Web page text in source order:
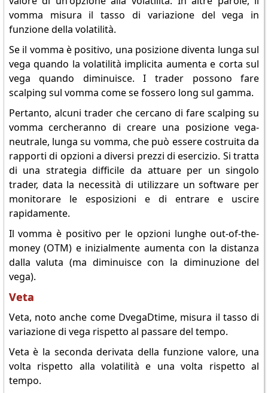
vomma misura il tasso di variazione del vega in
funzione della volatilità.
Se il vomma è positivo, una posizione diventa lunga sul
vega quando la volatilità implicita aumenta e corta sul
vega quando diminuisce. I trader possono fare
scalping sul vomma come se fossero long sul gamma.
Pertanto, alcuni trader che cercano di fare scalping su
vomma cercheranno di creare una posizione vega-
neutrale, lunga su vomma, che può essere costruita da
rapporti di opzioni a diversi prezzi di esercizio. Si tratta
di una strategia difficile da attuare per un singolo
trader, data la necessità di utilizzare un software per
monitorare le esposizioni e di entrare e uscire
rapidamente.
Il vomma è positivo per le opzioni lunghe out-of-the-
money (OTM) e inizialmente aumenta con la distanza
dalla valuta (ma diminuisce con la diminuzione del
vega).
Veta
Veta, noto anche come DvegaDtime, misura il tasso di
variazione di vega rispetto al passare del tempo.
Veta è la seconda derivata della funzione valore, una
volta rispetto alla volatilità e una volta rispetto al
tempo.